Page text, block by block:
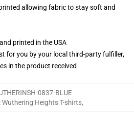
allowing fabric to stay soft and
printed in the USA
for you by your local third-party fulfiller,
in the product received
0837-BLUE
Wuthering Heights T-shirts,